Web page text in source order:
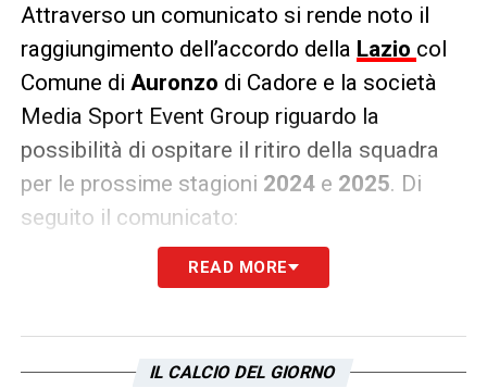
Attraverso un comunicato si rende noto il
raggiungimento dell’accordo della Lazio col
Comune di Auronzo di Cadore e la società
Media Sport Event Group riguardo la
possibilità di ospitare il ritiro della squadra
per le prossime stagioni 2024 e 2025. Di
seguito il comunicato:
– «Il Comune di Auronzo di
Group comunicano di aver raggiunto un
accordo biennale riguardo la possibilità di
READ MORE
IL CALCIO DEL GIORNO